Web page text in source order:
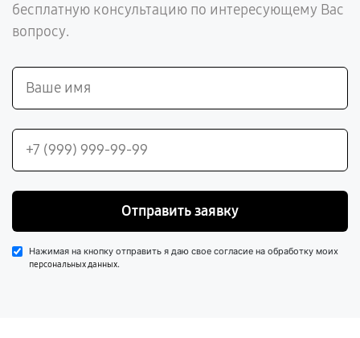
бесплатную консультацию по интересующему Вас
вопросу.
Отправить заявку
Нажимая на кнопку отправить я даю свое согласие на обработку моих
персональных данных.